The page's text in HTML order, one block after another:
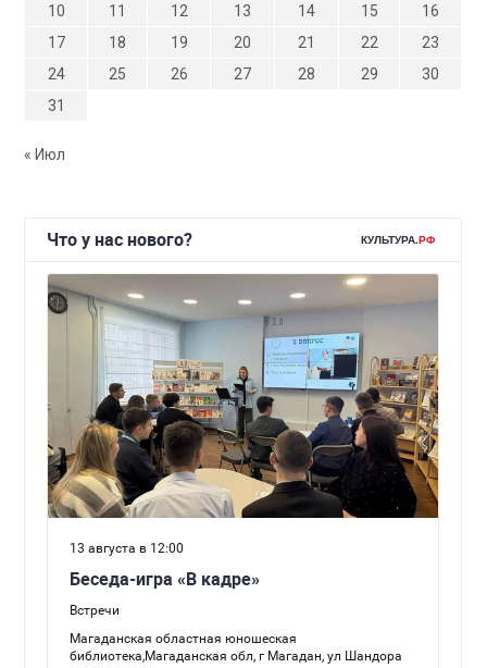
10
11 12 13 14 15
16
17
18 19 20 21 22
23
24
25 26 27 28 29
30
31
« Июл